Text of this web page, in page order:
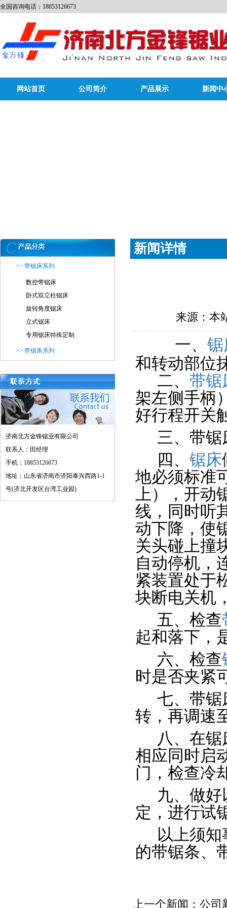
全国咨询电话：18853126673
网站首页 公司简介 产品展示 新闻中
>> 带锯床系列
数控带锯床
卧式双立柱锯床
旋转角度锯床
立式锯床
专用锯床特殊定制
>> 带锯条系列
济南北方金锋锯业有限公司
联系人：田经理
手机：18853126673
地址：山东省济南市济阳泰兴西路1-1
号(济北开发区台湾工业园)
新闻详情
来源：本
一、锯
和转动部位
二、带锯
架左侧手柄
好行程开关
三、带
四、锯床
地必须标准
上），开
线，同时听
动下降，使
关头碰上撞
自动停机，
紧装置处于
块断电关机
五、检查
起和落下，
六、检查
时是否夹紧
七、带锯
转，再调速
八、在
相应同时启
门，检查冷
九、做好
定，进行试
以上须
的带锯条、
上一个新闻：公司